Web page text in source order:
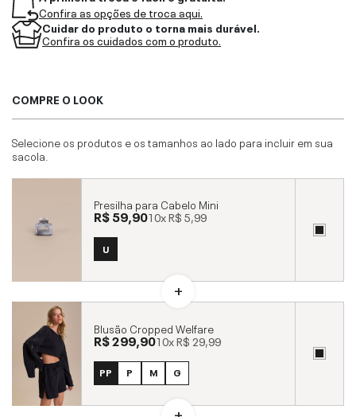
Confira as opções de troca aqui.
Cuidar do produto o torna mais durável.
Confira os cuidados com o produto.
COMPRE O LOOK
Selecione os produtos e os tamanhos ao lado para incluir em sua
sacola.
Presilha para Cabelo Mini
R$ 59,9010xR$ 5,99
U
Blusão Cropped Welfare
R$ 299,9010xR$ 29,99
PP P M G